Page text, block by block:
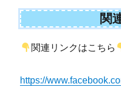
関
関連リンクはこちら
https://